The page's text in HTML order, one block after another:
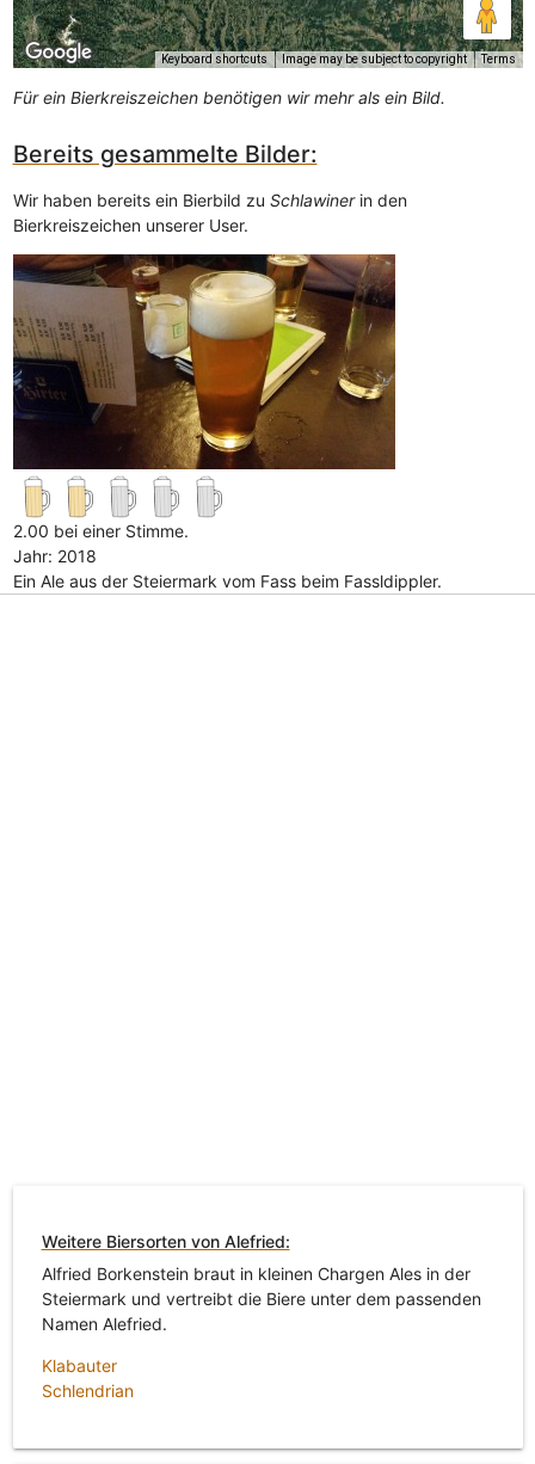
Keyboard shortcuts Image may be subject to copyright Terms
Für ein Bierkreiszeichen benötigen wir mehr als ein Bild.
Bereits gesammelte Bilder:
Wir haben bereits ein Bierbild zu Schlawinerin den
Bierkreiszeichen unserer User.
2.00 bei einer Stimme.
Jahr: 2018
Ein Ale aus der Steiermark vom Fass beim Fassldippler.
Weitere Biersorten von Alefried:
Alfried Borkenstein braut in kleinen Chargen Ales in der
Steiermark und vertreibt die Biere unter dem passenden
Namen Alefried.
Klabauter
Schlendrian